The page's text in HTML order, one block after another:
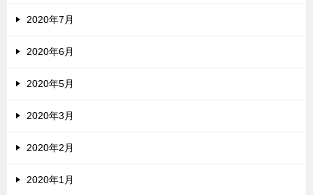
2020年7月
2020年6月
2020年5月
2020年3月
2020年2月
2020年1月